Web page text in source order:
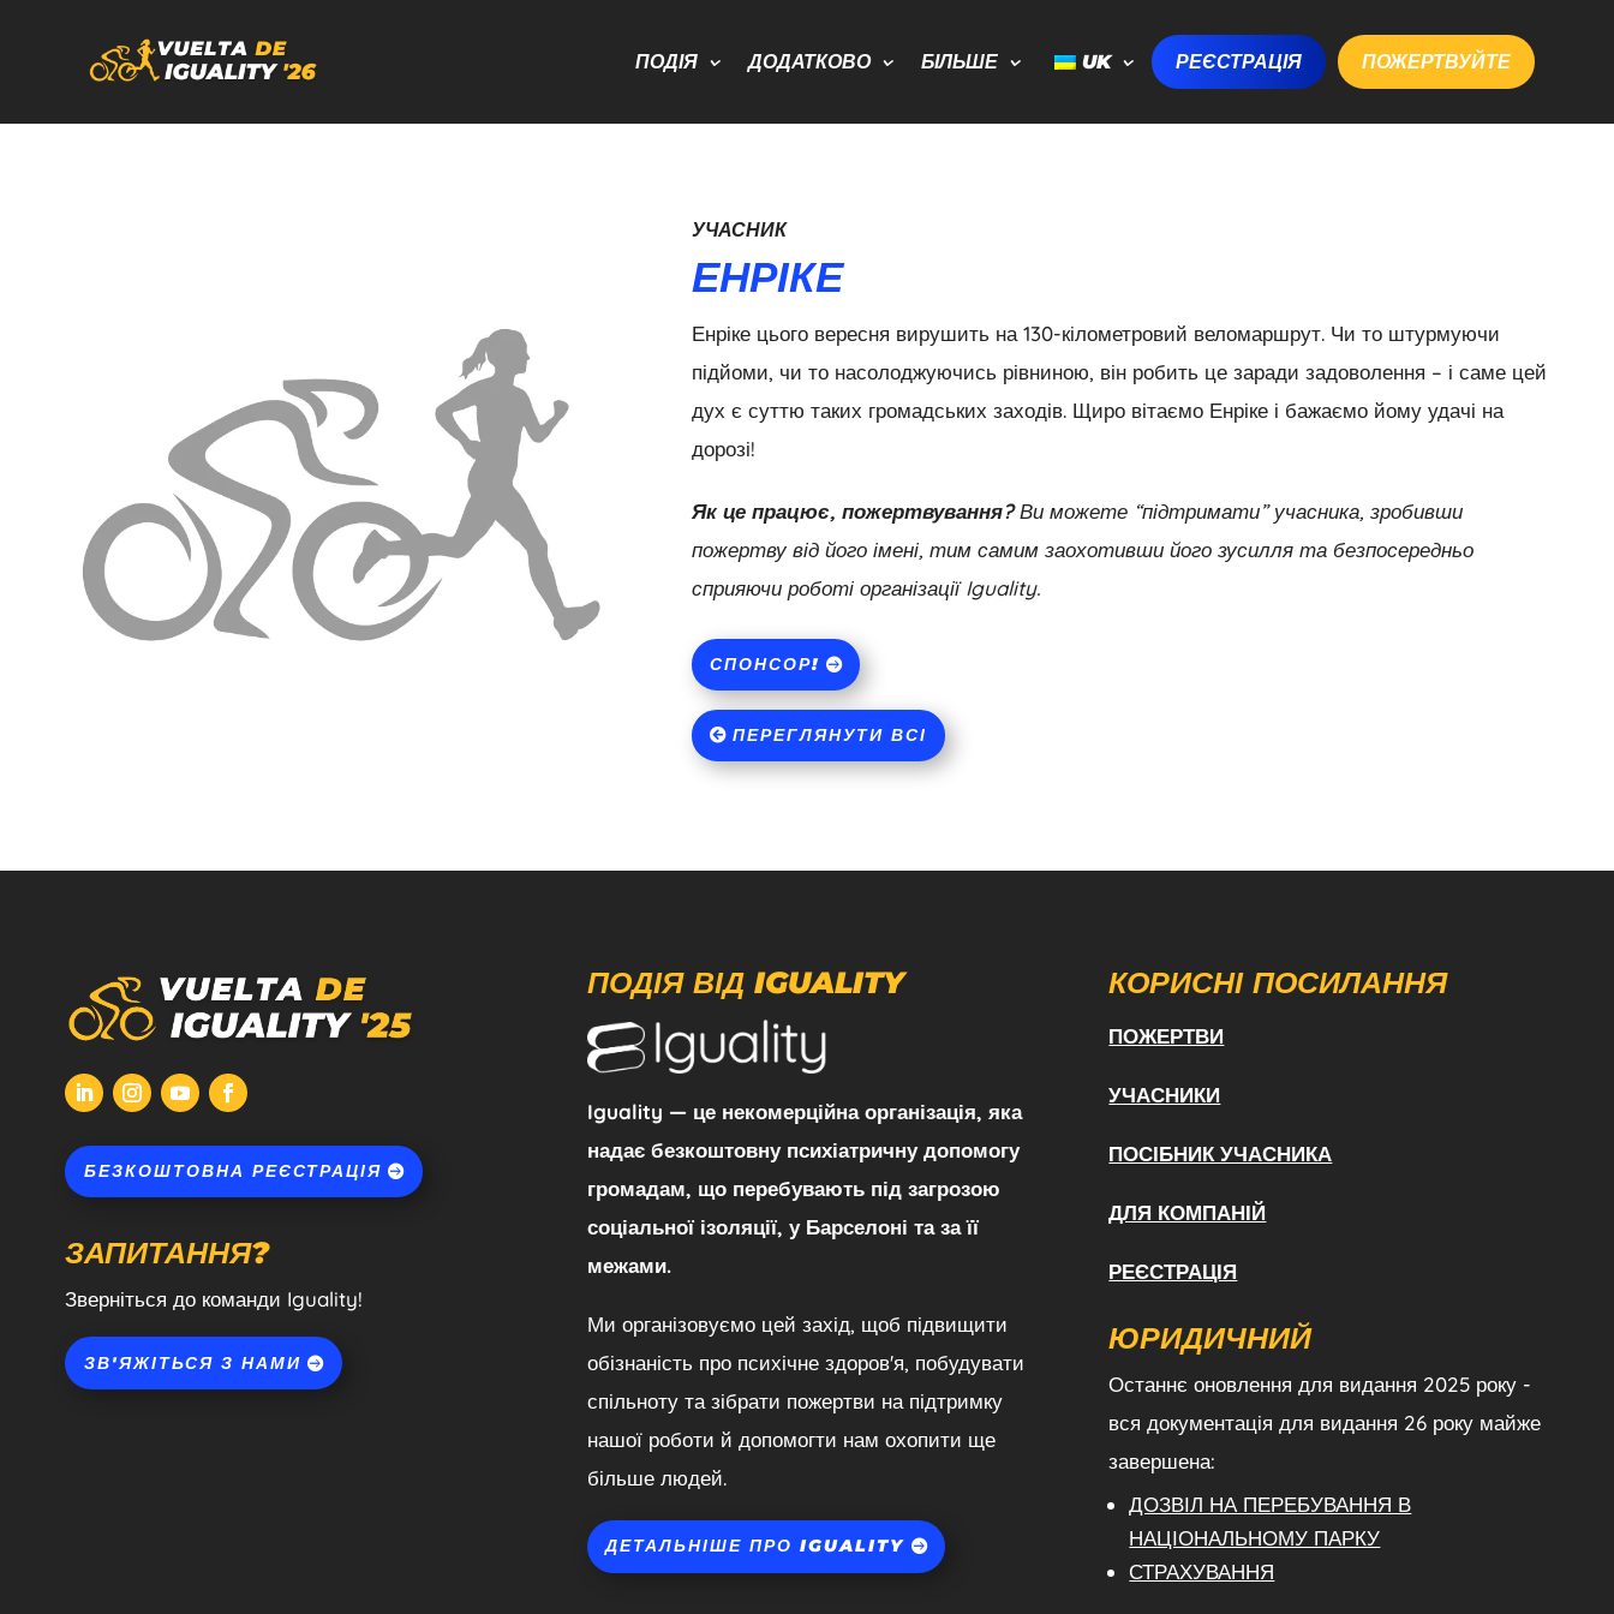
ПОДІЯ ДОДАТКОВО БІЛЬШЕ UK РЕЄСТРАЦІЯ ПОЖЕРТВУЙТЕ
УЧАСНИК
ЕНРІКЕ
Енріке цього вересня вирушить на 130-кілометровий веломаршрут. Чи то штурмуючи
підйоми, чи то насолоджуючись рівниною, він робить це заради задоволення – і саме цей
дух є суттю таких громадських заходів. Щиро вітаємо Енріке і бажаємо йому удачі на
дорозі!
Як це працює, пожертвування?Ви можете “підтримати” учасника, зробивши
пожертву від його імені, тим самим заохотивши його зусилля та безпосередньо
сприяючи роботі організації Iguality.
СПОНСОР!
ПЕРЕГЛЯНУТИ ВСІ
БЕЗКОШТОВНА РЕЄСТРАЦІЯ
ЗАПИТАННЯ?
Зверніться до команди Iguality!
ЗВ'ЯЖІТЬСЯ З НАМИ
ПОДІЯ ВІД IGUALITY
Iguality — це некомерційна організація, яка
надає безкоштовну психіатричну допомогу
громадам, що перебувають під загрозою
соціальної ізоляції, у Барселоні та за її
межами.
Ми організовуємо цей захід, щоб підвищити
обізнаність про психічне здоров'я, побудувати
спільноту та зібрати пожертви на підтримку
нашої роботи й допомогти нам охопити ще
більше людей.
ДЕТАЛЬНІШЕ ПРО IGUALITY
КОРИСНІ ПОСИЛАННЯ
ПОЖЕРТВИ
УЧАСНИКИ
ПОСІБНИК УЧАСНИКА
ДЛЯ КОМПАНІЙ
РЕЄСТРАЦІЯ
ЮРИДИЧНИЙ
Останнє оновлення для видання 2025 року -
вся документація для видання 26 року майже
завершена:
ДОЗВІЛ НА ПЕРЕБУВАННЯ В
НАЦІОНАЛЬНОМУ ПАРКУ
СТРАХУВАННЯ